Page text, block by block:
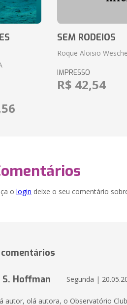
SEM RODEIOS
Roque Aloisio
IMPRESSO
R$ 42,54
o login deixe o seu comentário
S. Hoffman Segunda |
autor, olá autora, o Observatório